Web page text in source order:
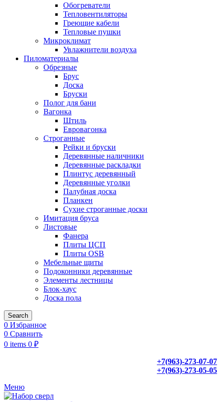
Обогреватели
Тепловентиляторы
Греющие кабели
Тепловые пушки
Микроклимат
Увлажнители воздуха
Пиломатериалы
Обрезные
Брус
Доска
Бруски
Полог для бани
Вагонка
Штиль
Евровагонка
Строганные
Рейки и бруски
Деревянные наличники
Деревянные раскладки
Плинтус деревянный
Деревянные уголки
Палубная доска
Планкен
Сухие строганные доски
Имитация бруса
Листовые
Фанера
Плиты ЦСП
Плиты OSB
Мебельные щиты
Подоконники деревянные
Элементы лестницы
Блок-хаус
Доска пола
Search
0 Избранное
0 Сравнить
0 items 0 ₽
+7(963)-273-07-07
+7(963)-273-05-05
Меню